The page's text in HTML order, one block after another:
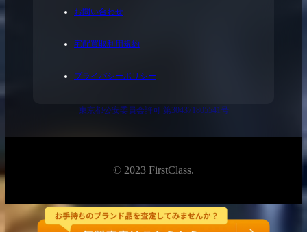
お問い合わせ
宅配買取利用規約
プライバシーポリシー
東京都公安委員会許可 第304371805541号
© 2023 FirstClass.